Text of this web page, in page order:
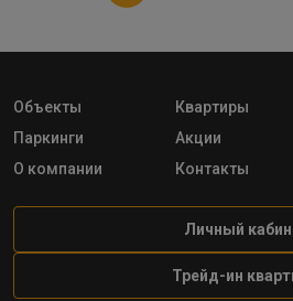
Объекты Квартиры
Паркинги
Акции
О компании
Контакты
Личный
Трейд-ин